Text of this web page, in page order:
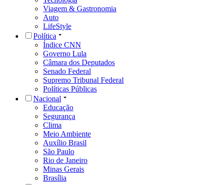
Viagem & Gastronomia
Auto
LifeStyle
Política
Índice CNN
Governo Lula
Câmara dos Deputados
Senado Federal
Supremo Tribunal Federal
Políticas Públicas
Nacional
Educação
Segurança
Clima
Meio Ambiente
Auxílio Brasil
São Paulo
Rio de Janeiro
Minas Gerais
Brasília